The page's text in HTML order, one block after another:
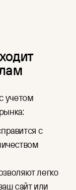
учетом
с
легко
сайт или